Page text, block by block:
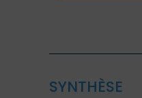
SYNTHÈSE